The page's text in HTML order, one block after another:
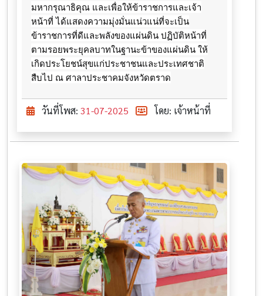
มหากรุณาธิคุณ และเพื่อให้ข้าราชการและเจ้า
หน้าที่ ได้แสดงความมุ่งมั่นแน่วแน่ที่จะเป็น
ข้าราชการที่ดีและพลังของแผ่นดิน ปฏิบัติหน้าที่
ตามรอยพระยุคลบาทในฐานะข้าของแผ่นดิน ให้
เกิดประโยชน์สุขแก่ประชาชนและประเทศชาติ
สืบไป ณ​ ศาลา​ประชาคม​จังหวัดตราด
วันที่โพส: 31-07-2025 โดย: เจ้าหน้าที่